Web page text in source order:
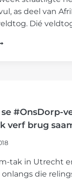
as deel van
Dié
#OnsDorp-
verf brug
tak in Utrecht
die